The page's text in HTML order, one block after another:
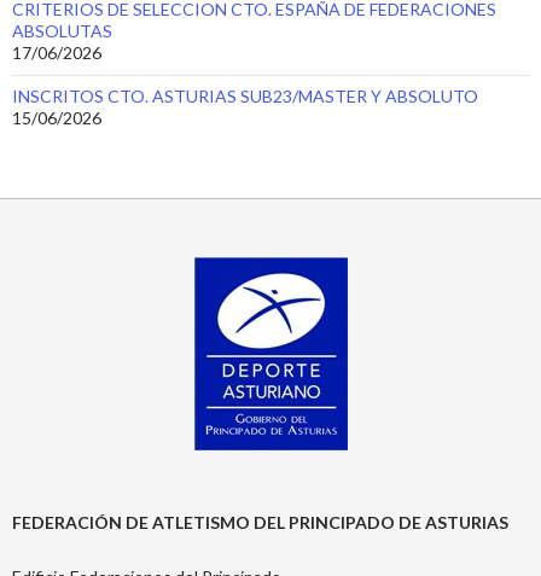
CRITERIOS DE SELECCION CTO. ESPAÑA DE FEDERACIONES
ABSOLUTAS
17/06/2026
INSCRITOS CTO. ASTURIAS SUB23/MASTER Y ABSOLUTO
15/06/2026
FEDERACIÓN DE ATLETISMO DEL PRINCIPADO DE ASTURIAS